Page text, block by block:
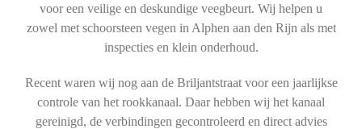
voor een veilige en deskundige veegbeurt. Wij helpen u
zowel met schoorsteen vegen in Alphen aan den Rijn als met
inspecties en klein onderhoud.
Recent waren wij nog aan de Briljantstraat voor een jaarlijkse
controle van het rookkanaal. Daar hebben wij het kanaal
gereinigd, de verbindingen gecontroleerd en direct advies